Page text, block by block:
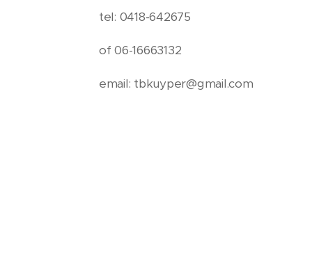
tel: 0418-642675
of 06-16663132
email: tbkuyper@gmail.com